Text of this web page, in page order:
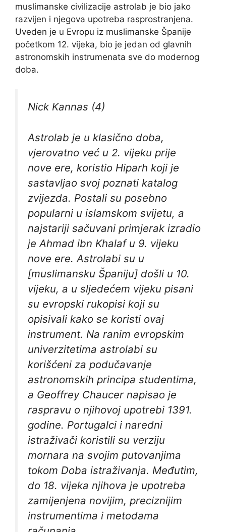
muslimanske civilizacije astrolab je bio jako
razvijen i njegova upotreba rasprostranjena.
Uveden je u Evropu iz muslimanske Španije
početkom 12. vijeka, bio je jedan od glavnih
astronomskih instrumenata sve do modernog
doba.
Nick Kannas (4)
Astrolab je u klasično doba,
vjerovatno već u 2. vijeku prije
nove ere, koristio Hiparh koji je
sastavljao svoj poznati katalog
zvijezda. Postali su posebno
popularni u islamskom svijetu, a
najstariji sačuvani primjerak izradio
je Ahmad ibn Khalaf u 9. vijeku
nove ere. Astrolabi su u
[muslimansku Španiju] došli u 10.
vijeku, a u sljedećem vijeku pisani
su evropski rukopisi koji su
opisivali kako se koristi ovaj
instrument. Na ranim evropskim
univerzitetima astrolabi su
korišćeni za podučavanje
astronomskih principa studentima,
a Geoffrey Chaucer napisao je
raspravu o njihovoj upotrebi 1391.
godine. Portugalci i naredni
istraživači koristili su verziju
mornara na svojim putovanjima
tokom Doba istraživanja. Međutim,
do 18. vijeka njihova je upotreba
zamijenjena novijim, preciznijim
instrumentima i metodama